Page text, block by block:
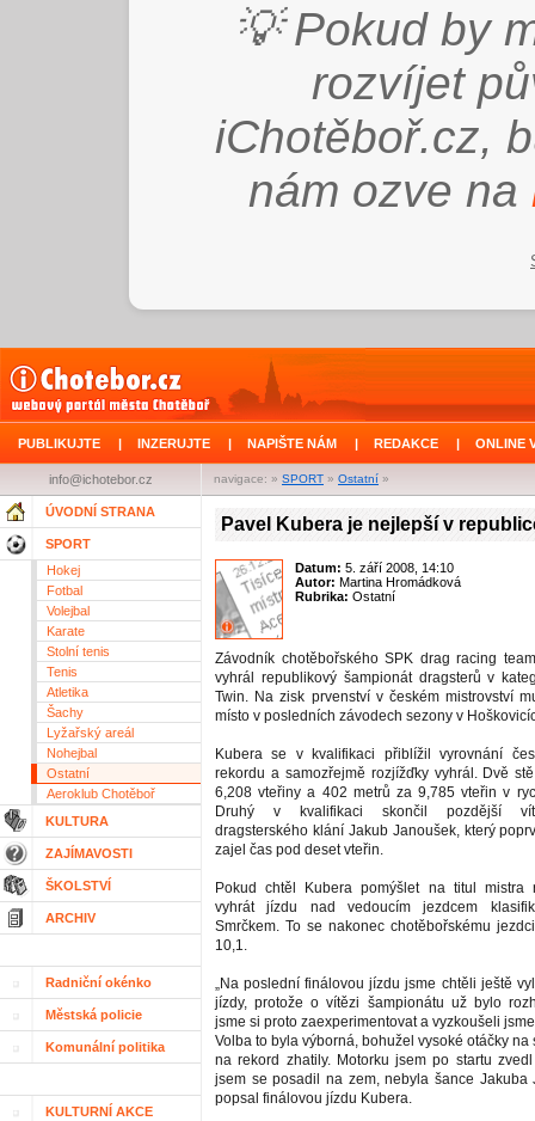
💡 Pokud by
rozvíjet
iChotěboř.cz,
nám ozve na
PUBLIKUJTE | INZERUJTE | NAPIŠTE NÁM | REDAKCE | ONLINE
navigace: » SPORT » Ostatní »
info@ichotebor.cz
ÚVODNÍ STRANA
SPORT
Hokej
Fotbal
Volejbal
Karate
Stolní tenis
Tenis
Atletika
Šachy
Lyžařský areál
Nohejbal
Ostatní
Aeroklub Chotěboř
KULTURA
ZAJÍMAVOSTI
ŠKOLSTVÍ
ARCHIV
Radniční okénko
Městská policie
Komunální politika
KULTURNÍ AKCE
Pavel Kubera je nejlepší v
Datum: 5. září 2008, 14:10
Autor: Martina Hromádková
Rubrika: Ostatní
Závodník chotěbořského SPK drag racing
vyhrál republikový šampionát dragsterů v
Twin. Na zisk prvenství v českém mistrovství
místo v posledních závodech sezony v
Kubera se v kvalifikaci přiblížil vyrovnání
rekordu a samozřejmě rozjížďky vyhrál. Dvě
6,208 vteřiny a 402 metrů za 9,785 vteřin v
Druhý v kvalifikaci skončil pozdější
dragsterského klání Jakub Janoušek, který
zajel čas pod deset vteřin.
Pokud chtěl Kubera pomýšlet na titul mistra
vyhrát jízdu nad vedoucím jezdcem
Smrčkem. To se nakonec chotěbořskému
10,1.
„Na poslední finálovou jízdu jsme chtěli ještě
jízdy, protože o vítězi šampionátu už bylo
jsme si proto zaexperimentovat a vyzkoušeli
Volba to byla výborná, bohužel vysoké otáčky na
na rekord zhatily. Motorku jsem po startu
jsem se posadil na zem, nebyla šance Jakuba
popsal finálovou jízdu Kubera.